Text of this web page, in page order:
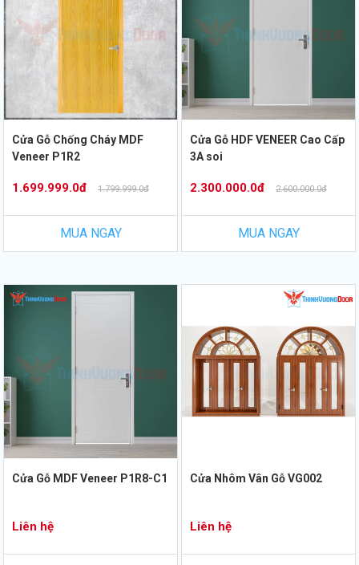
Cửa Gỗ Chống Cháy MDF
Veneer P1R2
1.699.999.0đ 1.799.999.0đ
MUA NGAY
Cửa Gỗ HDF VENEER Cao Cấp
3A soi
2.300.000.0đ 2.600.000.0đ
MUA NGAY
Cửa Gỗ MDF Veneer P1R8-C1
Liên hệ
Cửa Nhôm Vân Gỗ VG002
Liên hệ